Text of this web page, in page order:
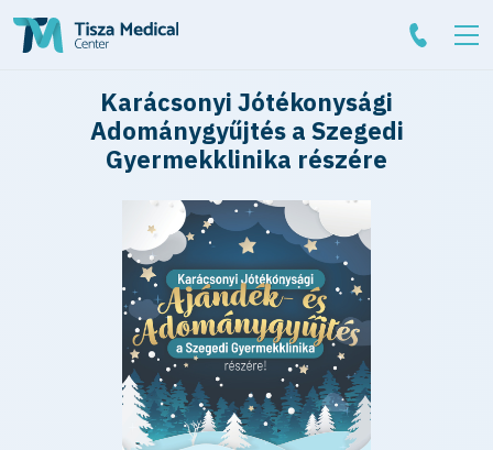
Karácsonyi Jótékonysági
Adománygyűjtés a Szegedi
Gyermekklinika részére